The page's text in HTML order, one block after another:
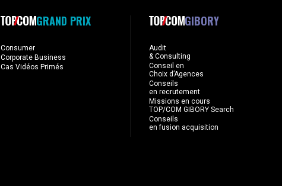
GRAND PRIX
Consumer
Corporate Business
Cas Vidéos Primés
GIBORY
Audit
& Consulting
Conseil en
Choix d’Agences
Conseils
en recrutement
Missions en cours
TOP/COM GIBORY Search
Conseils
en fusion acquisition